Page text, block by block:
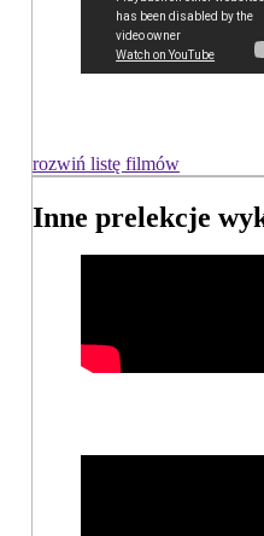
rozwiń listę filmów
Inne prelekcje